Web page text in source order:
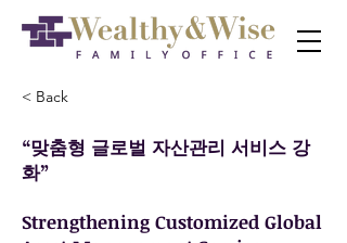
< Back
“맞춤형 글로벌 자산관리 서비스 강
화”
Strengthening Customized Global